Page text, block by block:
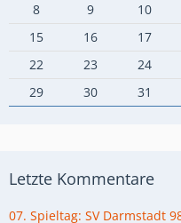
8
9 10
15
16 17
22
23 24
29
30 31
Letzte Kommentare
07. Spieltag: SV Darmstadt